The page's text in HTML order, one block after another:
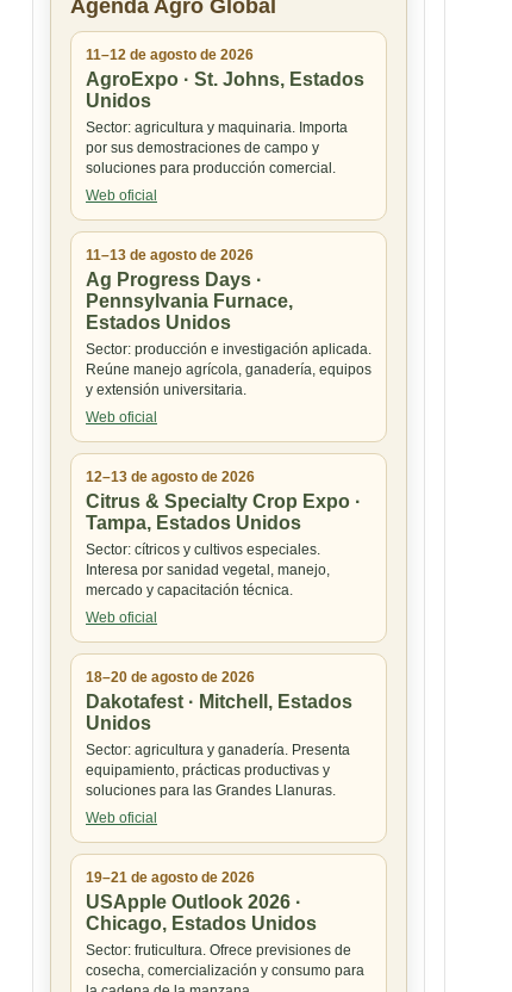
Agenda Agro Global
11–12 de agosto de 2026
AgroExpo · St. Johns, Estados
Unidos
Sector: agricultura y maquinaria. Importa
por sus demostraciones de campo y
soluciones para producción comercial.
Web oficial
11–13 de agosto de 2026
Ag Progress Days ·
Pennsylvania Furnace,
Estados Unidos
Sector: producción e investigación aplicada.
Reúne manejo agrícola, ganadería, equipos
y extensión universitaria.
Web oficial
12–13 de agosto de 2026
Citrus & Specialty Crop Expo ·
Tampa, Estados Unidos
Sector: cítricos y cultivos especiales.
Interesa por sanidad vegetal, manejo,
mercado y capacitación técnica.
Web oficial
18–20 de agosto de 2026
Dakotafest · Mitchell, Estados
Unidos
Sector: agricultura y ganadería. Presenta
equipamiento, prácticas productivas y
soluciones para las Grandes Llanuras.
Web oficial
19–21 de agosto de 2026
USApple Outlook 2026 ·
Chicago, Estados Unidos
Sector: fruticultura. Ofrece previsiones de
cosecha, comercialización y consumo para